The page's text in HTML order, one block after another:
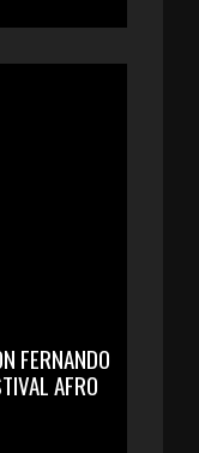
FERNANDO
AFRO